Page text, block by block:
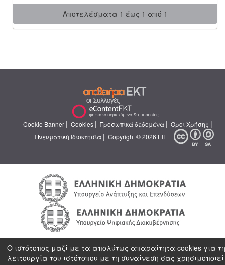
Αποτελέσματα 1 έως 1 από 1
Cookie Banner | Cookies | Προσωπικά δεδομένα | Όροι Χρήσης |
Πνευματική Ιδιοκτησία | Copyright © 2026 ΕΙΕ
Ο ιστότοπος μαζί με τα απολύτως απαραίτητα cookies για
λειτουργία του ιστότοπου με τη συναίνεση σας χρησιμοποιεί